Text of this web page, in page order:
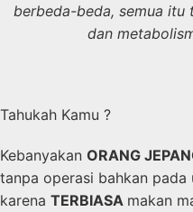
berbeda-beda, semua
dan
Tahukah Kamu ?
Kebanyakan ORANG
tanpa operasi bahkan pada
karena TERBIASA makan